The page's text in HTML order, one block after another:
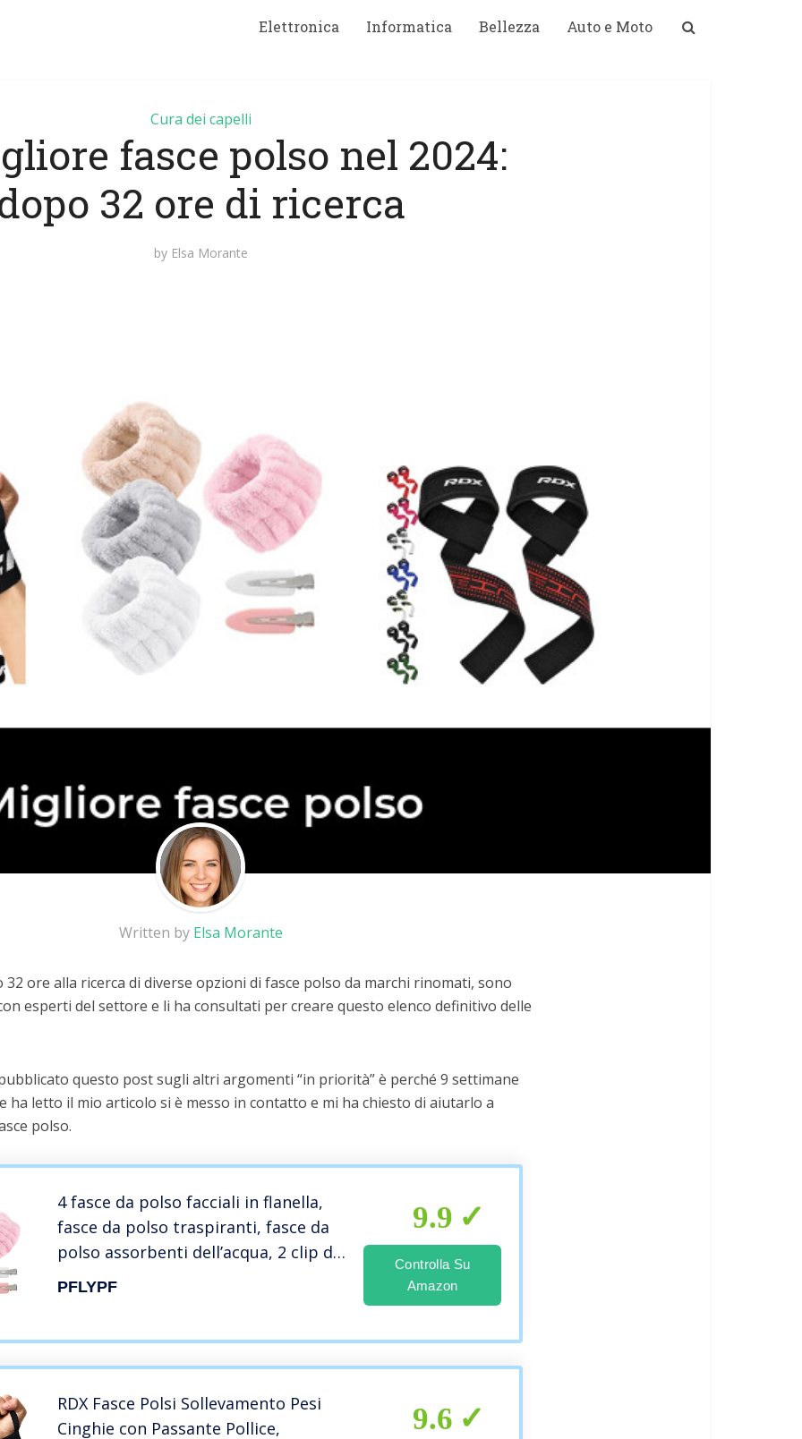
Elettronica Informatica Bellezza Auto e Moto
Cura dei capelli
fasce polso nel 2024:
32 ore di ricerca
by Elsa Morante
Written by Elsa Morante
ore alla ricerca di diverse opzioni di fasce polso da marchi rinomati, sono
esperti del settore e li ha consultati per creare questo elenco definitivo delle
questo post sugli altri argomenti “in priorità” è perché 9 settimane
ha letto il mio articolo si è messo in contatto e mi ha chiesto di aiutarlo a
polso.
4 fasce da polso facciali in flanella,
fasce da polso traspiranti, fasce da
polso assorbenti dell’acqua, 2 clip di
anatroccolo, doccia, sport, elastici
PFLYPF
9.9
Controlla Su
Amazon
RDX Fasce Polsi Sollevamento Pesi
Cinghie con Passante Pollice,
9.6